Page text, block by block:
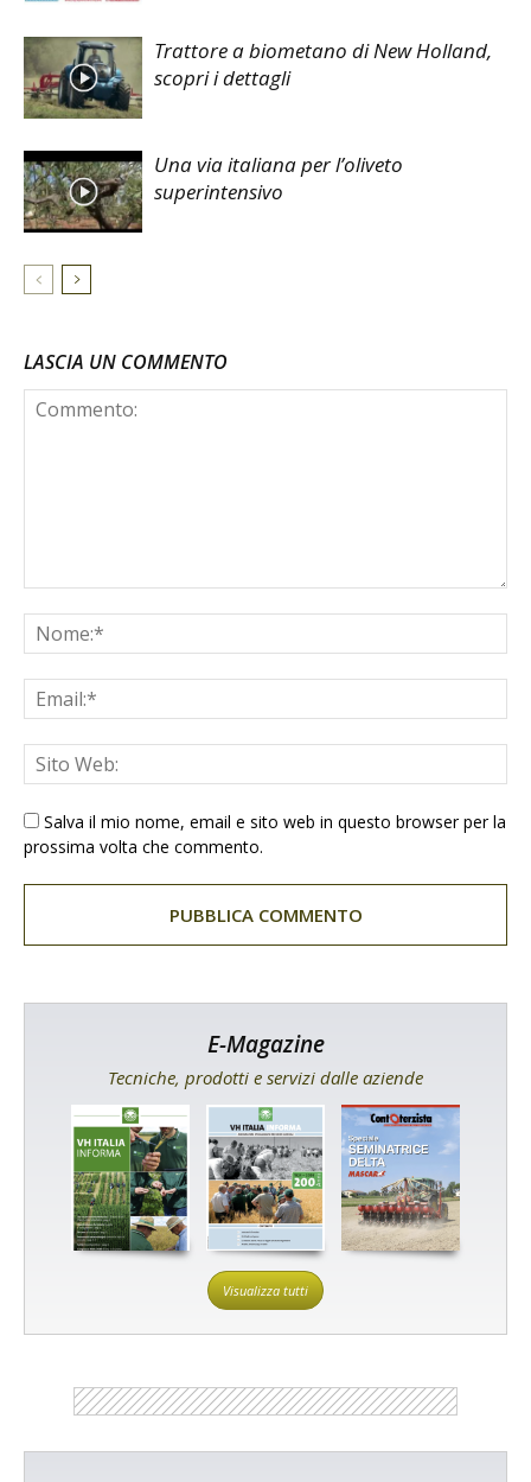
Trattore a biometano di New Holland,
scopri i dettagli
Una via italiana per l’oliveto
superintensivo
LASCIA UN COMMENTO
Salva il mio nome, email e sito web in questo browser per la
prossima volta che commento.
E-Magazine
Tecniche, prodotti e servizi dalle aziende
Visualizza tutti